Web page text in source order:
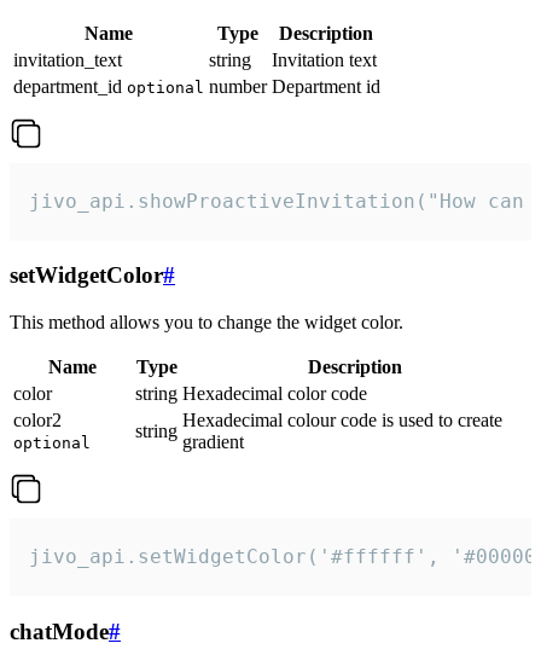
Name Type
Description
invitation_text
string
Invitation text
department_id optional number Department id
jivo_api.showProactiveInvitation("How
setWidgetColor#
This method allows you to change the widget color.
Name Type
Description
color
string Hexadecimal color code
color2
optional
string
Hexadecimal colour code is used to create
gradient
jivo_api.setWidgetColor('#ffffff',
chatMode#